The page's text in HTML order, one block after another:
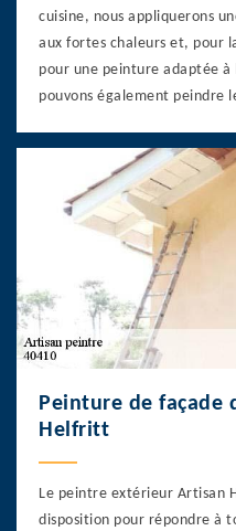
cuisine, nous appliquerons
aux fortes chaleurs et, pour
pour une peinture adaptée à
pouvons également peindre
Peinture de façade
Helfritt
Le peintre extérieur Artisan
disposition pour répondre à